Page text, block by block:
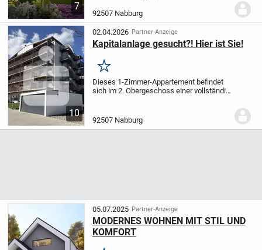
7
Wärmeschutztechnik stellten.
Häuser verfügen bereits in der...
92507 Nabburg
10
02.04.2026 Partner-Anzeige
Kapitalanlage gesucht?! Hier ist Sie!
Merken
Dieses 1-Zimmer-Appartement befindet
sich im 2. Obergeschoss einer vollständig
besteht aus einem Wohn- und
Schlafbereich mit...
92507 Nabburg
05.07.2025 Partner-Anzeige
MODERNES WOHNEN MIT STIL UND
KOMFORT